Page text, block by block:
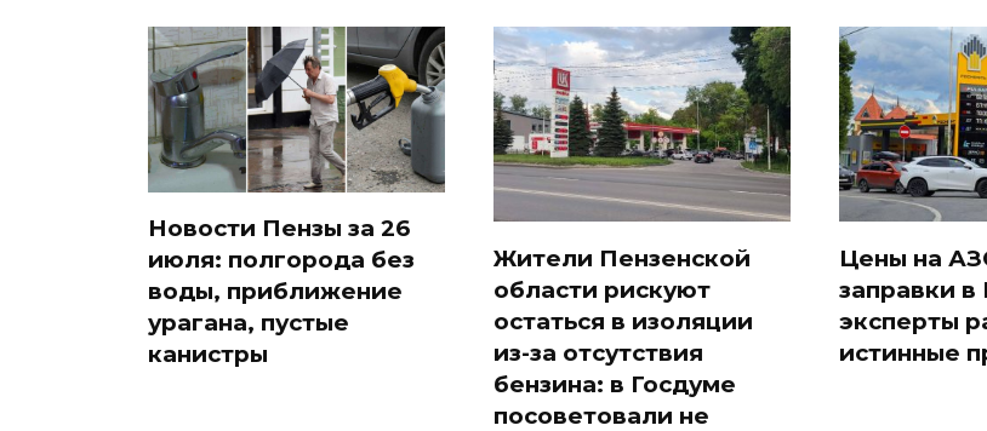
Новости Пензы за 26
июля: полгорода без
воды, приближение
урагана, пустые
канистры
Жители Пензенской
области рискуют
остаться в изоляции
из-за отсутствия
бензина: в Госдуме
посоветовали не
Цены на
заправки в
эксперты
истинные